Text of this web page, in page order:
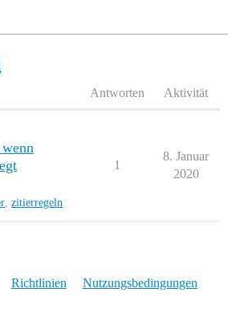
Antworten Aktivität
, zitierregeln
1
8. Januar
2020
Richtlinien Nutzungsbedingungen